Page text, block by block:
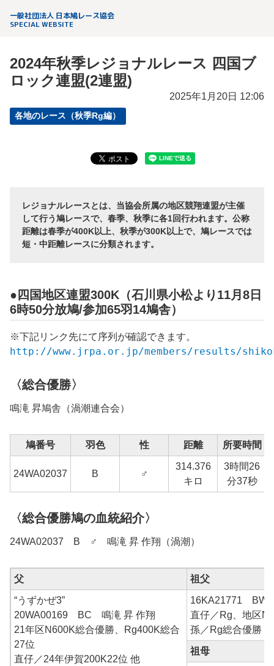
一般社団法人 日本鳩レース協会
SPECIAL WEBSITE
2024年秋季レジョナルレース 四国ブ
ロック連盟(2連盟)
2025年1月20日 12:06
各地のレース（秋季Rg編）
レジョナルレースとは、当協会所属の地区競翔連盟が主催
して行う鳩レースで、春季、秋季に各1回行われます。公称
距離は春季が400K以上、秋季が300K以上で、鳩レースでは
短・中距離レースに分類されます。
●四国地区連盟300K（石川県小松より11月8日
6時50分放鳩/参加65羽14鳩舎）
※下記リンク先にて序列が確認できます。
http://www.jrpa.or.jp/members/results/
〈総合優勝〉
鳴滝 昇鳩舎（渦潮連合会）
鳩番号 羽色 性 距離 所要時間
24WA02037 B ♂
314.376
キロ
3時間26
分37秒
〈総合優勝鳩の血統紹介〉
24WA02037 B ♂ 鳴滝 昇 作翔（渦潮）
父 祖父
“うずかぜ3”
20WA00169 BC 鳴滝 昇 作翔
21年区N600K総合優勝、Rg400K総合
27位
直仔／24年伊賀200K22位 他
16KA21771 BW
直仔／Rg、地区
孫／Rg総合優勝 他
祖母